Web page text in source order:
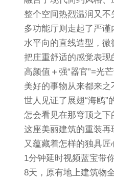
整个空间热烈温润又不
多功能厅则走起了严谨
水平向的直线造型，微
把庄重舒适的感觉表现
高颜值＋强“器官”=光芒
美好的事物从来都来之
世人见证了展翅“海鸥”
怎会看见在那穹顶之下
这座美丽建筑的重装再
又蕴藏着怎样的独具匠
1分钟延时视频蓝宝带你
8天，原有地上建筑物全